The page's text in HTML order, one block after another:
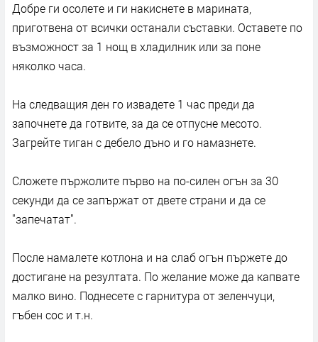
Добре ги осолете и ги накиснете в марината,
приготвена от всички останали съставки. Оставете по
възможност за 1 нощ в хладилник или за поне
няколко часа.
На следващия ден го извадете 1 час преди да
започнете да готвите, за да се отпусне месото.
Загрейте тиган с дебело дъно и го намазнете.
Сложете пържолите първо на по-силен огън за 30
секунди да се запържат от двете страни и да се
"запечатат".
После намалете котлона и на слаб огън пържете до
достигане на резултата. По желание може да капвате
малко вино. Поднесете с гарнитура от зеленчуци,
гъбен сос и т.н.